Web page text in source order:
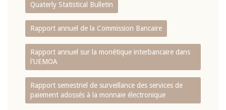
Quaterly Statistical Bulletin
Rapport annuel de la Commission Bancaire
Rapport annuel sur la monétique interbancaire dans
l'UEMOA
Rapport semestriel de surveillance des services de
paiement adossés à la monnaie électronique